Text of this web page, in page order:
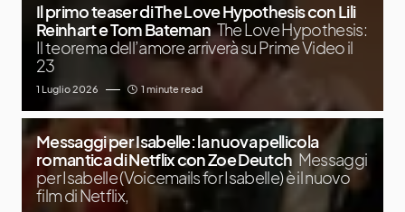
Il primo teaser di The Love Hypothesis con Lili
Reinhart e Tom Bateman The Love Hypothesis:
Il teorema dell’amore arriverà su Prime Video il
23
1 Luglio 2026 1 minute read
Messaggi per Isabelle: la nuova pellicola
romantica di Netflix con Zoe Deutch Messaggi
per Isabelle (Voicemails for Isabelle) è il nuovo
film di Netflix,